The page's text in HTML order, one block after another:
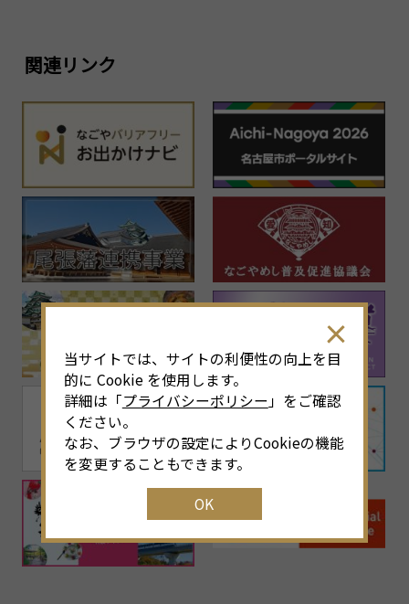
関連リンク
当サイトでは、サイトの利便性の向上を目
的に Cookie を使用します。
詳細は「プライバシーポリシー 」をご確認
ください。
なお、ブラウザの設定によりCookieの機能
を変更することもできます。
OK